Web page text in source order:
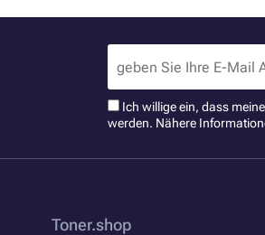
Ich willige ein, dass
werden. Nähere
Toner.shop